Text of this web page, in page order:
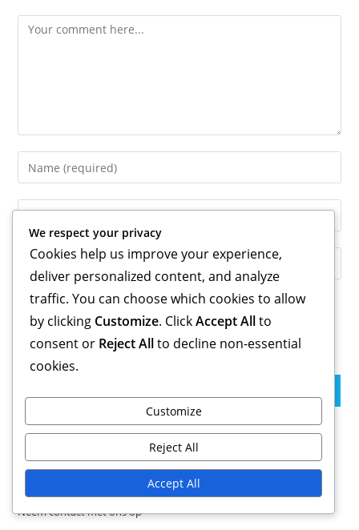
Comment
Enter
your
name
username
comment
Enter
your
email
address
Enter
your
website
URL
Save my name, email, and website in this browser for the
next time I comment.
Alle inhoud
Over
Neem contact met ons op
We respect your privacy
Cookies help us improve your experience,
deliver personalized content, and analyze
traffic. You can choose which cookies to allow
by clicking Customize. ClickAccept Allto
consent or Reject Allto decline non-essential
cookies.
Customize
Reject All
Accept All